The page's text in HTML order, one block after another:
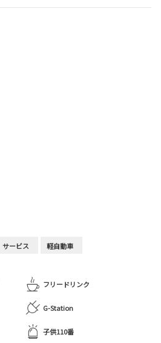
サービス 軽自動車
フリードリンク
G-Station
子供110番